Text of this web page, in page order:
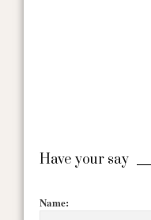
Have your say
Name: